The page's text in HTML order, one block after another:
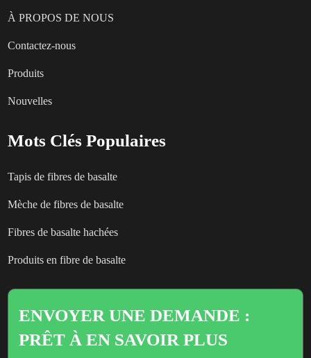
À PROPOS DE NOUS
Contactez-nous
Produits
Nouvelles
Mots Clés Populaires
Tapis de fibres de basalte
Mèche de fibres de basalte
Fibres de basalte hachées
Produits en fibre de basalte
ENVOYER UNE DEMANDE :
PRÊT À EN SAVOIR PLUS